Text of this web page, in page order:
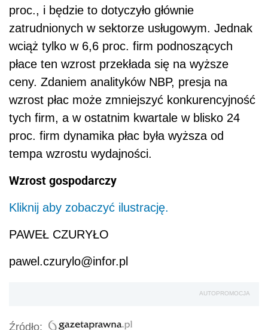
proc., i będzie to dotyczyło głównie
zatrudnionych w sektorze usługowym. Jednak
wciąż tylko w 6,6 proc. firm podnoszących
płace ten wzrost przekłada się na wyższe
ceny. Zdaniem analityków NBP, presja na
wzrost płac może zmniejszyć konkurencyjność
tych firm, a w ostatnim kwartale w blisko 24
proc. firm dynamika płac była wyższa od
tempa wzrostu wydajności.
Wzrost gospodarczy
Kliknij aby zobaczyć ilustrację.
PAWEŁ CZURYŁO
pawel.czurylo@infor.pl
AUTOPROMOCJA
Źródło: